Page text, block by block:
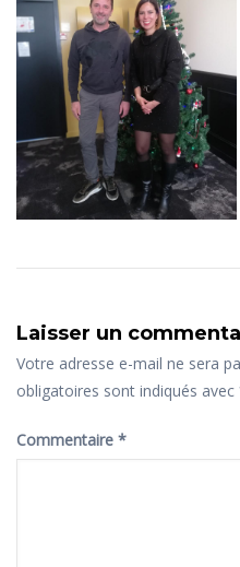
Laisser un
Votre adresse e-mail ne sera
obligatoires sont indiqués avec
Commentaire *